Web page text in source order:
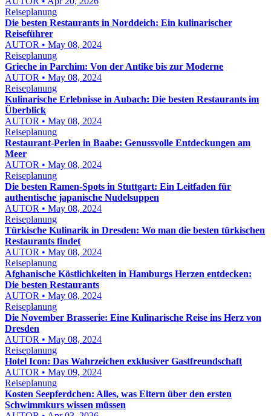
Reiseplanung
Die besten Restaurants in Norddeich: Ein kulinarischer
Reiseführer
AUTOR • May 08, 2024
Reiseplanung
Grieche in Parchim: Von der Antike bis zur Moderne
AUTOR • May 08, 2024
Reiseplanung
Kulinarische Erlebnisse in Aubach: Die besten Restaurants im
Überblick
AUTOR • May 08, 2024
Reiseplanung
Restaurant-Perlen in Baabe: Genussvolle Entdeckungen am
Meer
AUTOR • May 08, 2024
Reiseplanung
Die besten Ramen-Spots in Stuttgart: Ein Leitfaden für
authentische japanische Nudelsuppen
AUTOR • May 08, 2024
Reiseplanung
Türkische Kulinarik in Dresden: Wo man die besten türkischen
Restaurants findet
AUTOR • May 08, 2024
Reiseplanung
Afghanische Köstlichkeiten in Hamburgs Herzen entdecken:
Die besten Restaurants
AUTOR • May 08, 2024
Reiseplanung
Die November Brasserie: Eine Kulinarische Reise ins Herz von
Dresden
AUTOR • May 08, 2024
Reiseplanung
Hotel Icon: Das Wahrzeichen exklusiver Gastfreundschaft
AUTOR • May 09, 2024
Reiseplanung
Kosten Seepferdchen: Alles, was Eltern über den ersten
Schwimmkurs wissen müssen